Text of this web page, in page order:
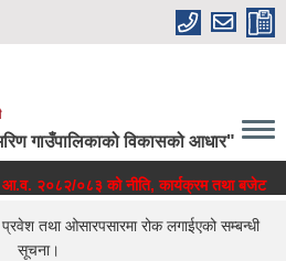
गाउँपालिकाको विकासको आधार"
२०८२/०८३ को नीति, कार्यक्रम तथा बजेट
तथा ओसारपसारमा रोक लगाईएको सम्बन्धी
सूचना।